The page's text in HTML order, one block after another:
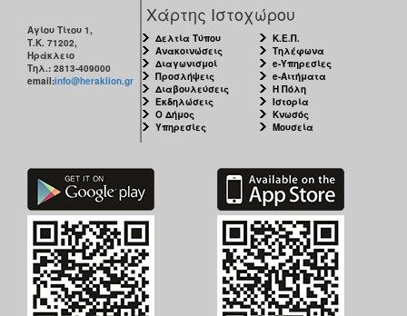
Αγίου Τίτου 1,
Τ.Κ. 71202,
Ηράκλειο
Τηλ.: 2813-409000
email:info@heraklion.gr
Χάρτης Ιστοχώρου
Δελτία Τύπου
Ανακοινώσεις
Διαγωνισμοί
Προσλήψεις
Διαβουλεύσεις
Εκδηλώσεις
Ο Δήμος
Υπηρεσίες
Κ.Ε.Π.
Τηλέφωνα
e-Υπηρεσίες
e-Αιτήματα
Η Πόλη
Ιστορία
Κνωσός
Μουσεία